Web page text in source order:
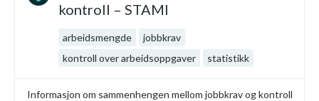
kontroll – STAMI
arbeidsmengde
jobbkrav
kontroll over arbeidsoppgaver
statistikk
Informasjon om sammenhengen mellom jobbkrav og kontroll